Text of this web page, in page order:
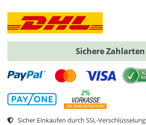
Sichere Zahlarten
Sicher Einkaufen durch SSL-Verschlüsselung